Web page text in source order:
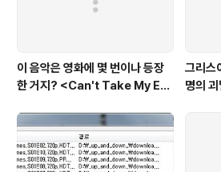
이 음악은 영화에 몇 번이나 등장
한 거지? <Can't Take My Eye
그리스
명의 괴